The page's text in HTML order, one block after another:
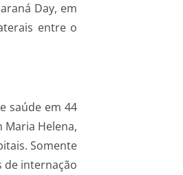
Day, em
entre o
saúde em 44
Maria Helena,
Somente
de internação